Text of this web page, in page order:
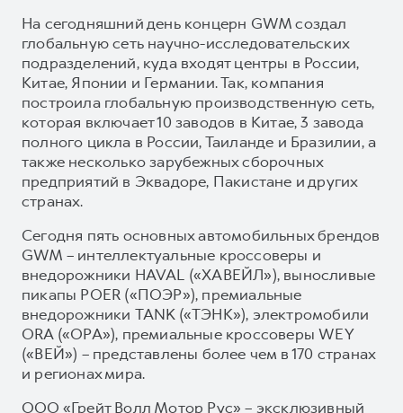
На сегодняшний день концерн GWM создал
глобальную сеть научно-исследовательских
подразделений, куда входят центры в России,
Китае, Японии и Германии. Так, компания
построила глобальную производственную сеть,
которая включает 10 заводов в Китае, 3 завода
полного цикла в России, Таиланде и Бразилии, а
также несколько зарубежных сборочных
предприятий в Эквадоре, Пакистане и других
странах.
Сегодня пять основных автомобильных брендов
GWM – интеллектуальные кроссоверы и
внедорожники HAVAL («ХАВЕЙЛ»), выносливые
пикапы POER («ПОЭР»), премиальные
внедорожники TANK («ТЭНК»), электромобили
ORA («ОРА»), премиальные кроссоверы WEY
(«ВЕЙ») – представлены более чем в 170 странах
и регионах мира.
ООО «Грейт Волл Мотор Рус» – эксклюзивный